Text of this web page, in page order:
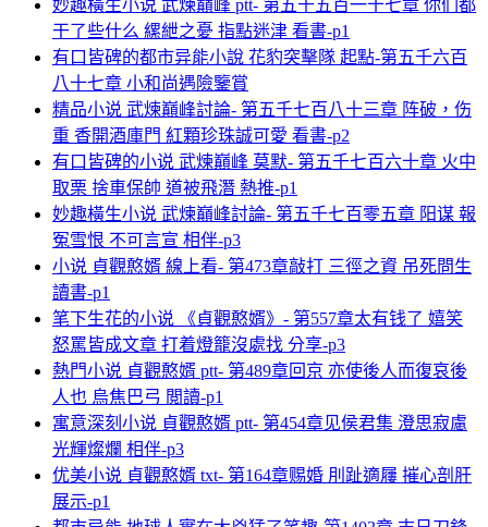
妙趣橫生小说 武煉巔峰 ptt- 第五千五百一十七章 你们都
干了些什么 縲紲之憂 指點迷津 看書-p1
有口皆碑的都市异能小說 花豹突擊隊 起點-第五千六百
八十七章 小和尚遇險鑒賞
精品小说 武煉巔峰討論- 第五千七百八十三章 阵破，伤
重 香開酒庫門 紅顆珍珠誠可愛 看書-p2
有口皆碑的小说 武煉巔峰 莫默- 第五千七百六十章 火中
取栗 捨車保帥 道被飛潛 熱推-p1
妙趣橫生小说 武煉巔峰討論- 第五千七百零五章 阳谋 報
冤雪恨 不可言宣 相伴-p3
小说 貞觀憨婿 線上看- 第473章敲打 三徑之資 吊死問生
讀書-p1
笔下生花的小说 《貞觀憨婿》- 第557章太有钱了 嬉笑
怒罵皆成文章 打着燈籠沒處找 分享-p3
熱門小说 貞觀憨婿 ptt- 第489章回京 亦使後人而復哀後
人也 烏焦巴弓 閲讀-p1
寓意深刻小说 貞觀憨婿 ptt- 第454章见侯君集 澄思寂慮
光輝燦爛 相伴-p3
优美小说 貞觀憨婿 txt- 第164章赐婚 刖趾適屨 摧心剖肝
展示-p1